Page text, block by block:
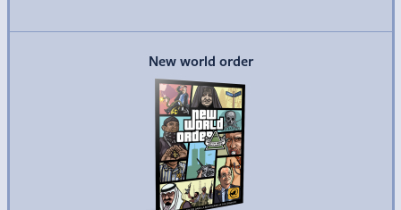
New world order
Commander